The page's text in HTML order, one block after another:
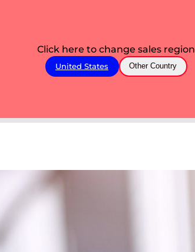
Click here to change sales region
United States Other Country